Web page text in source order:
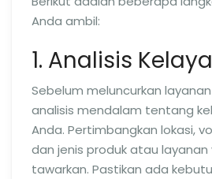
Anda ambil:
1. Analisis
Sebelum meluncurkan
analisis mendalam tentang
Anda. Pertimbangkan lokasi,
dan jenis produk atau layanan
tawarkan. Pastikan ada